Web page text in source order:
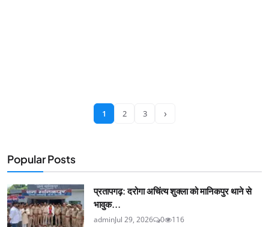
1 2 3 ›
Popular Posts
प्रतापगढ़: दरोगा अचिंत्य शुक्ला को मानिकपुर थाने से
भावुक...
adminJul 29, 2026 0 116